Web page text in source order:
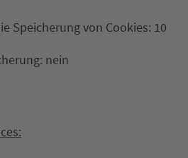
Speicherung von Cookies: 10
nein